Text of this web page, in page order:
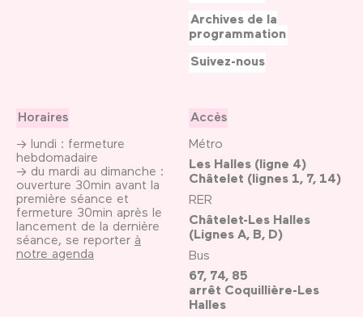
Horaires
→ lundi : fermeture
hebdomadaire
→ du mardi au dimanche :
ouverture 30min avant la
première séance et
fermeture 30min après le
lancement de la dernière
séance, se reporter à
notre agenda
Accès
Métro
Les Halles (ligne 4)
Châtelet (lignes 1, 7, 14)
RER
Châtelet-Les Halles
(Lignes A, B, D)
Bus
67, 74, 85
arrêt Coquillière-Les
Halles
Archives de la
programmation
Suivez-nous